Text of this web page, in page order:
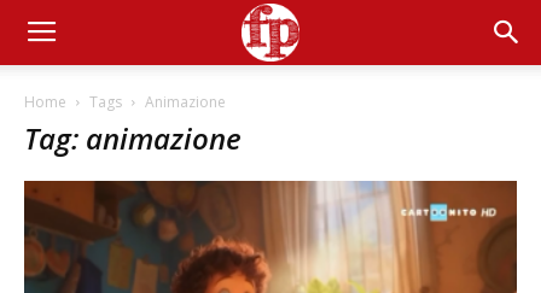
Home Tags Animazione
Tag: animazione